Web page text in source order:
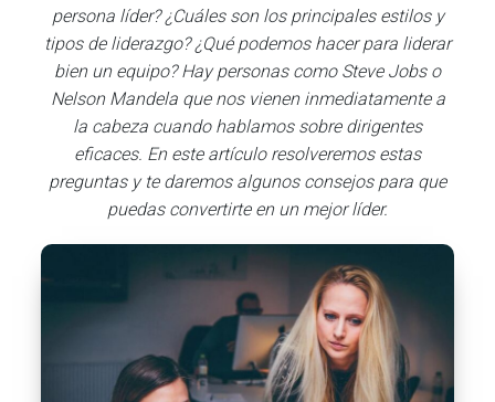
persona líder? ¿Cuáles son los principales estilos y
tipos de liderazgo? ¿Qué podemos hacer para liderar
bien un equipo? Hay personas como Steve Jobs o
Nelson Mandela que nos vienen inmediatamente a
la cabeza cuando hablamos sobre dirigentes
eficaces. En este artículo resolveremos estas
preguntas y te daremos algunos consejos para que
puedas convertirte en un mejor líder.